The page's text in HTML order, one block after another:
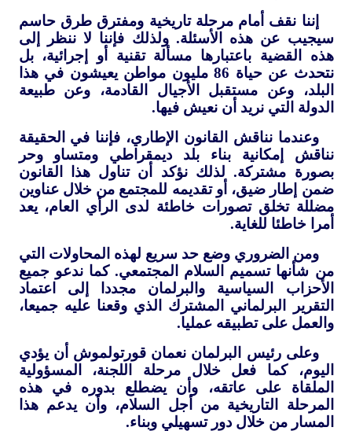
إننا نقف أمام مرحلة تاريخية ومفترق طرق حاسم
سيجيب عن هذه الأسئلة. ولذلك فإننا لا ننظر إلى
هذه القضية باعتبارها مسألة تقنية أو إجرائية، بل
نتحدث عن حياة 86 مليون مواطن يعيشون في هذا
البلد، وعن مستقبل الأجيال القادمة، وعن طبيعة
الدولة التي نريد أن نعيش فيها.
وعندما نناقش القانون الإطاري، فإننا في الحقيقة
نناقش إمكانية بناء بلد ديمقراطي ومتساو وحر
بصورة مشتركة. لذلك نؤكد أن تناول هذا القانون
ضمن إطار ضيق، أو تقديمه للمجتمع من خلال عناوين
مضللة تخلق تصورات خاطئة لدى الرأي العام، يعد
أمرا خاطئا للغاية.
ومن الضروري وضع حد سريع لهذه المحاولات التي
من شأنها تسميم السلام المجتمعي. كما ندعو جميع
الأحزاب السياسية والبرلمان مجددا إلى اعتماد
التقرير البرلماني المشترك الذي وقعنا عليه جميعا،
والعمل على تطبيقه عمليا.
وعلى رئيس البرلمان نعمان قورتولموش أن يؤدي
اليوم، كما فعل خلال مرحلة اللجنة، المسؤولية
الملقاة على عاتقه، وأن يضطلع بدوره في هذه
المرحلة التاريخية من أجل السلام، وأن يدعم هذا
المسار من خلال دور تسهيلي وبناء.